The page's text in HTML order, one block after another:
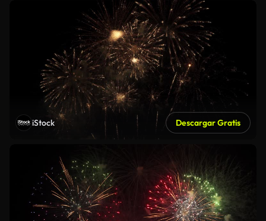
iStock Descargar Gratis